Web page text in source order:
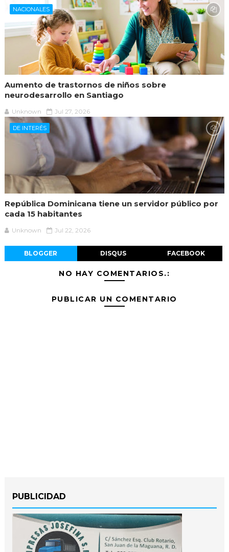
NACIONALES
Aumento de trastornos de niños sobre
neurodesarrollo en Santiago
Unknown Jul 27, 2026
DE INTERÉS
República Dominicana tiene un servidor público por
cada 15 habitantes
Unknown Jul 22, 2026
BLOGGER DISQUS FACEBOOK
NO HAY COMENTARIOS.:
PUBLICAR UN COMENTARIO
PUBLICIDAD